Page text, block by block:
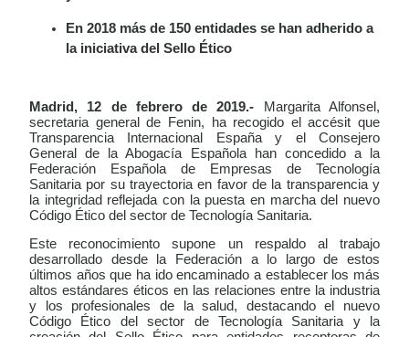
En 2018 más de 150 entidades se han adherido a
la iniciativa del Sello Ético
Madrid, 12 de febrero de 2019.- Margarita Alfonsel,
secretaria general de Fenin, ha recogido el accésit que
Transparencia Internacional España y el Consejero
General de la Abogacía Española han concedido a la
Federación Española de Empresas de Tecnología
Sanitaria por su trayectoria en favor de la transparencia y
la integridad reflejada con la puesta en marcha del nuevo
Código Ético del sector de Tecnología Sanitaria.
Este reconocimiento supone un respaldo al trabajo
desarrollado desde la Federación a lo largo de estos
últimos años que ha ido encaminado a establecer los más
altos estándares éticos en las relaciones entre la industria
y los profesionales de la salud, destacando el nuevo
Código Ético del sector de Tecnología Sanitaria y la